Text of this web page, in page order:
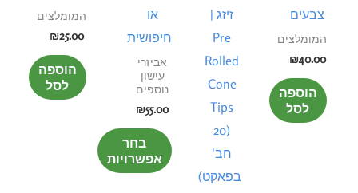
צבעים
המומלצים
₪40.00
הוספה
לסל
זיזג |
Pre
Rolled
Cone
Tips
(20
חב'
בפאקט)
או
חיפושית
אביזרי
עישון
נוספים
₪55.00
בחר
אפשרויות
המומלצים
₪25.00
הוספה
לסל